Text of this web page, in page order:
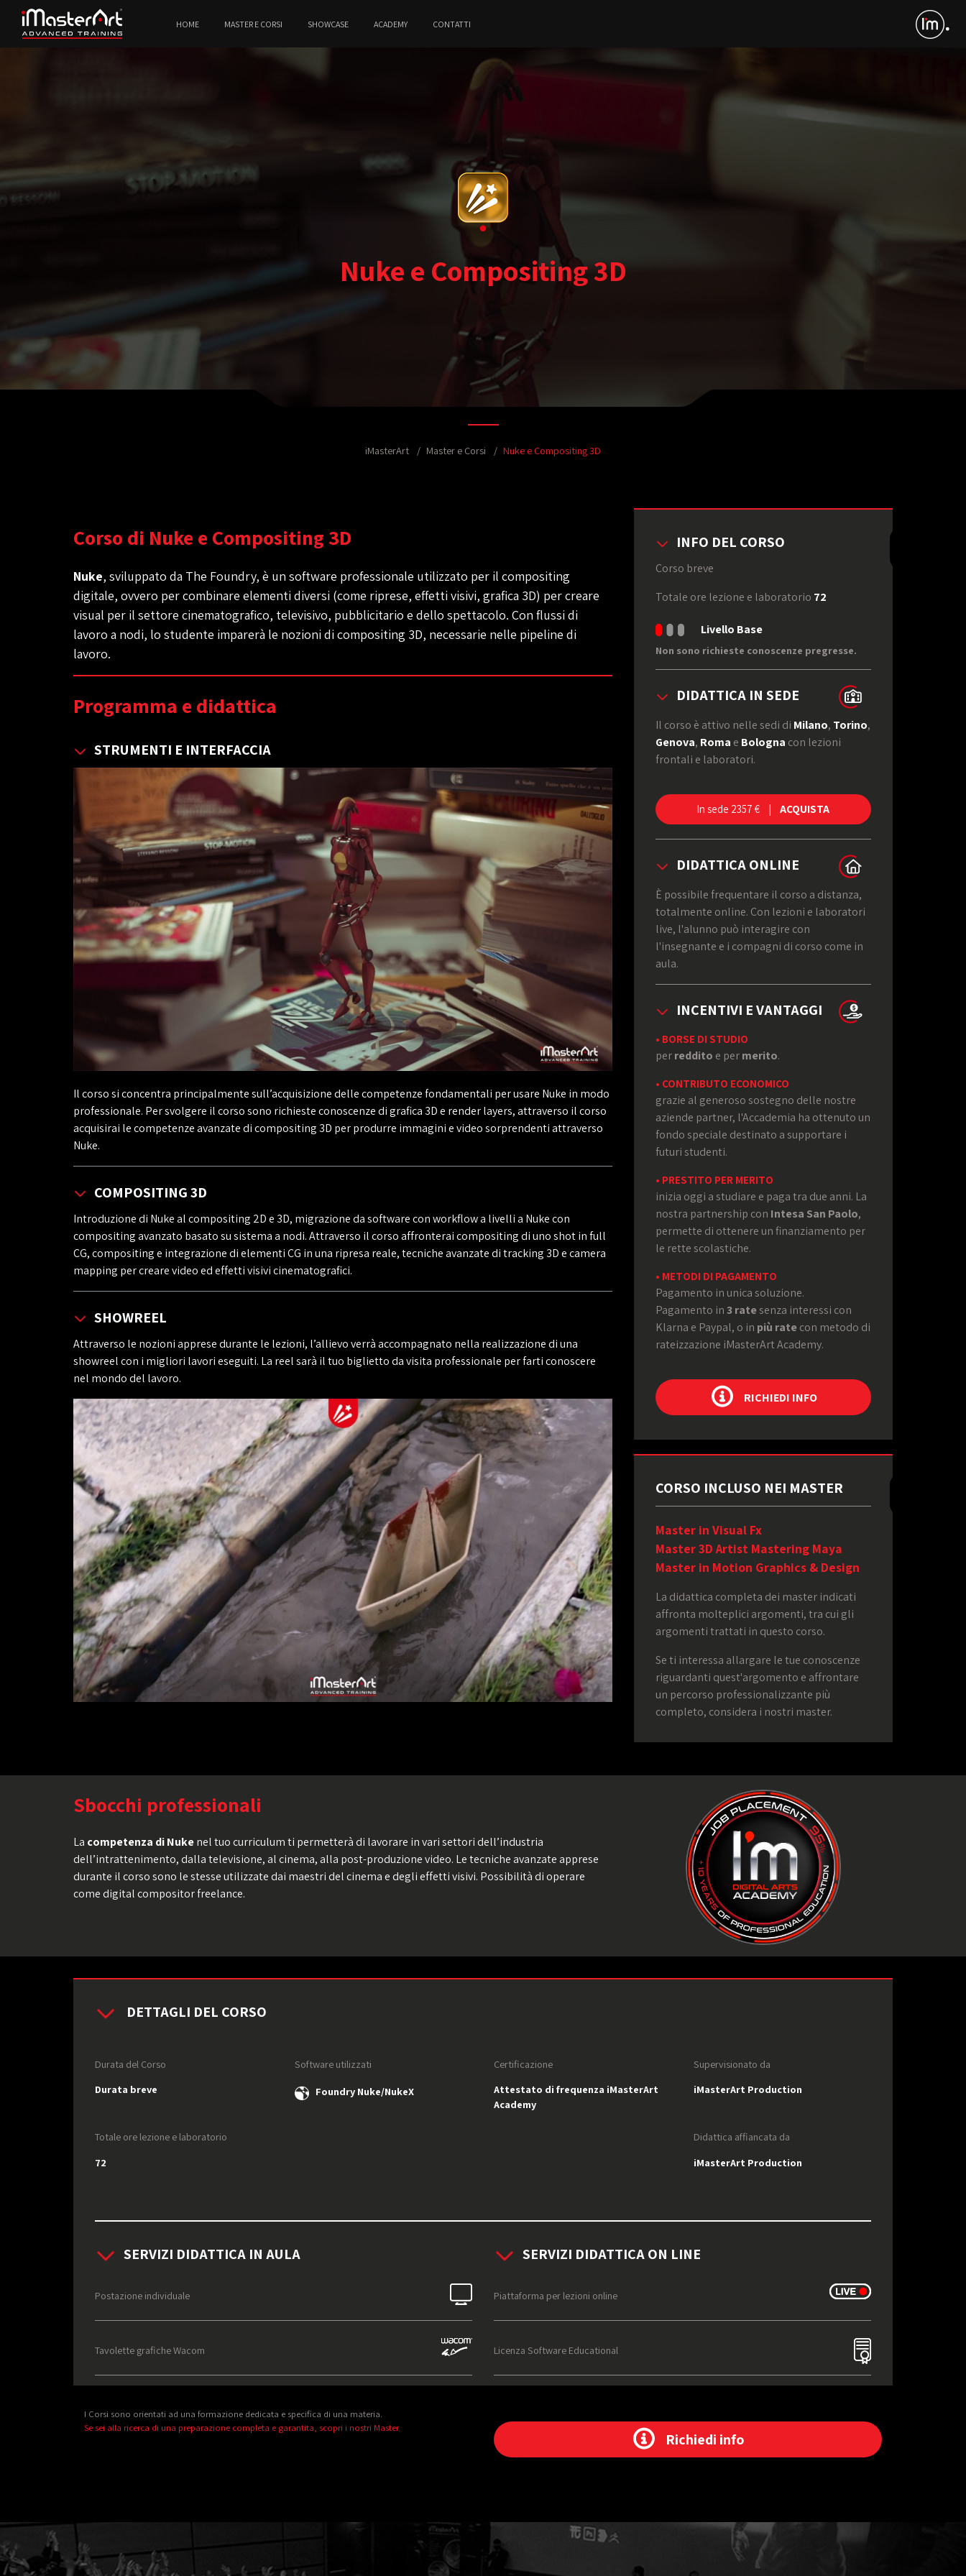
HOME MASTER E CORSI SHOWCASE ACADEMY CONTATTI
Nuke e Compositing 3D
iMasterArt Master e Corsi Nuke e Compositing 3D
Corso di Nuke e Compositing 3D
Nuke, sviluppato da The Foundry, è un software professionale utilizzato per il compositing
digitale, ovvero per combinare elementi diversi (come riprese, effetti visivi, grafica 3D) per creare
visual per il settore cinematografico, televisivo, pubblicitario e dello spettacolo. Con flussi di
lavoro a nodi, lo studente imparerà le nozioni di compositing 3D, necessarie nelle pipeline di
lavoro.
Programma e didattica
STRUMENTI E INTERFACCIA
Il corso si concentra principalmente sull’acquisizione delle competenze fondamentali per usare Nuke in modo
professionale. Per svolgere il corso sono richieste conoscenze di grafica 3D e render layers, attraverso il corso
acquisirai le competenze avanzate di compositing 3D per produrre immagini e video sorprendenti attraverso
Nuke.
COMPOSITING 3D
Introduzione di Nuke al compositing 2D e 3D, migrazione da software con workflow a livelli a Nuke con
compositing avanzato basato su sistema a nodi. Attraverso il corso affronterai compositing di uno shot in full
CG, compositing e integrazione di elementi CG in una ripresa reale, tecniche avanzate di tracking 3D e camera
mapping per creare video ed effetti visivi cinematografici.
SHOWREEL
Attraverso le nozioni apprese durante le lezioni, l’allievo verrà accompagnato nella realizzazione di una
showreel con i migliori lavori eseguiti. La reel sarà il tuo biglietto da visita professionale per farti conoscere
nel mondo del lavoro.
INFO DEL CORSO
Corso breve
Totale ore lezione e laboratorio 72
Livello Base
Non sono richieste conoscenze pregresse.
DIDATTICA IN SEDE
Il corso è attivo nelle sedi di Milano, Torino,
Genova, Roma e Bologna con lezioni
frontali e laboratori.
In sede 2357 € |ACQUISTA
TERMINI E
CONDIZIONI
DIDATTICA ONLINE
È possibile frequentare il corso a distanza,
totalmente online. Con lezioni e laboratori
live, l'alunno può interagire con
l'insegnante e i compagni di corso come in
aula.
INCENTIVI E VANTAGGI
• BORSE DI STUDIO
perreddito e permerito.
• CONTRIBUTO ECONOMICO
grazie al generoso sostegno delle nostre
aziende partner, l'Accademia ha ottenuto un
fondo speciale destinato a supportare i
futuri studenti.
• PRESTITO PER MERITO
inizia oggi a studiare e paga tra due anni. La
nostra partnership con Intesa San Paolo,
permette di ottenere un finanziamento per
le rette scolastiche.
• METODI DI PAGAMENTO
Pagamento in unica soluzione.
Pagamento in3 ratesenza interessi con
Klarna e Paypal, o in più rate con metodo di
rateizzazione iMasterArt Academy.
RICHIEDI INFO
CORSO INCLUSO NEI MASTER
Master in Visual Fx
Master 3D Artist Mastering Maya
Master in Motion Graphics & Design
La didattica completa dei master indicati
affronta molteplici argomenti, tra cui gli
argomenti trattati in questo corso.
Se ti interessa allargare le tue conoscenze
riguardanti quest'argomento e affrontare
un percorso professionalizzante più
completo, considera i nostri master.
Sbocchi professionali
La competenza di Nukenel tuo curriculum ti permetterà di lavorare in vari settori dell’industria
dell’intrattenimento, dalla televisione, al cinema, alla post-produzione video. Le tecniche avanzate apprese
durante il corso sono le stesse utilizzate dai maestri del cinema e degli effetti visivi. Possibilità di operare
come digital compositor freelance.
DETTAGLI DEL CORSO
Durata del Corso
Durata breve
Totale ore lezione e laboratorio
72
Software utilizzati
Foundry Nuke/NukeX
Certificazione
Attestato di frequenza iMasterArt
Academy
Supervisionato da
iMasterArt Production
Didattica affiancata da
iMasterArt Production
SERVIZI DIDATTICA IN AULA
Postazione individuale
Tavolette grafiche Wacom
SERVIZI DIDATTICA ON LINE
Piattaforma per lezioni online
Licenza Software Educational
I Corsi sono orientati ad una formazione dedicata e specifica di una materia.
Se sei alla ricerca di una preparazione completa e garantita, scopri i nostri Master.
Richiedi info